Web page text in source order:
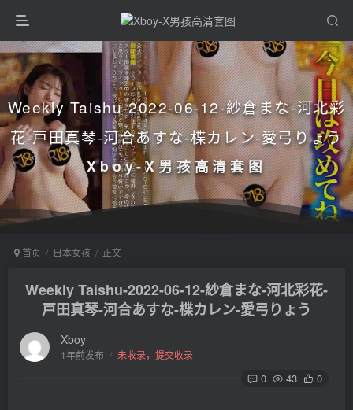
Weekly Taishu-2022-06-12-紗倉まな-河北彩
花-戸田真琴-河合あすな-楪カレン-愛弓りょう
Xboy-X男孩高清套图
首页 日本女孩 正文
Weekly Taishu-2022-06-12-紗倉まな-河北彩花-
戸田真琴-河合あすな-楪カレン-愛弓りょう
Xboy
1年前发布 / 未收录，提交收录
0 43 0